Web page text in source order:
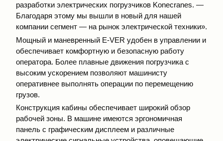
разработки электрических погрузчиков Konecranes. —
Благодаря этому мы вышли в новый для нашей
компании сегмент — на рынок электрической техники».
Мощный и маневренный E-VER удобен в управлении и
обеспечивает комфортную и безопасную работу
оператора. Более плавные движения погрузчика с
высоким ускорением позволяют машинисту
оперативнее выполнять операции по перемещению
грузов.
Конструкция кабины обеспечивает широкий обзор
рабочей зоны. В машине имеются эргономичная
панель с графическим дисплеем и различные